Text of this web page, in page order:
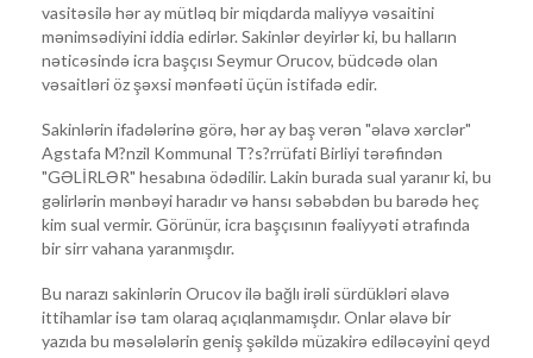
vasitəsilə hər ay mütləq bir miqdarda maliyyə vəsaitini
mənimsədiyini iddia edirlər. Sakinlər deyirlər ki, bu halların
nəticəsində icra başçısı Seymur Orucov, büdcədə olan
vəsaitləri öz şəxsi mənfəəti üçün istifadə edir.
Sakinlərin ifadələrinə görə, hər ay baş verən "əlavə xərclər"
Agstafa M?nzil Kommunal T?s?rrüfati Birliyi tərəfindən
"GƏLİRLƏR" hesabına ödədilir. Lakin burada sual yaranır ki, bu
gəlirlərin mənbəyi haradır və hansı səbəbdən bu barədə heç
kim sual vermir. Görünür, icra başçısının fəaliyyəti ətrafında
bir sirr vahana yaranmışdır.
Bu narazı sakinlərin Orucov ilə bağlı irəli sürdükləri əlavə
ittihamlar isə tam olaraq açıqlanmamışdır. Onlar əlavə bir
yazıda bu məsələlərin geniş şəkildə müzakirə ediləcəyini qeyd